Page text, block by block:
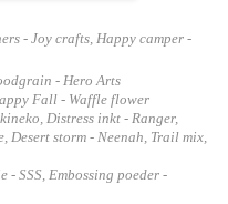
- Joy crafts, Happy camper -
- Hero Arts
Fall - Waffle flower
Distress inkt - Ranger,
Desert storm - Neenah, Trail mix,
SSS, Embossing poeder -